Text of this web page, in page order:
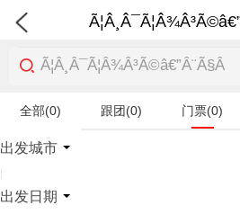
全部(0) 跟团(0) 门票(0)
特产商品(0)
出发城市
|
出发日期